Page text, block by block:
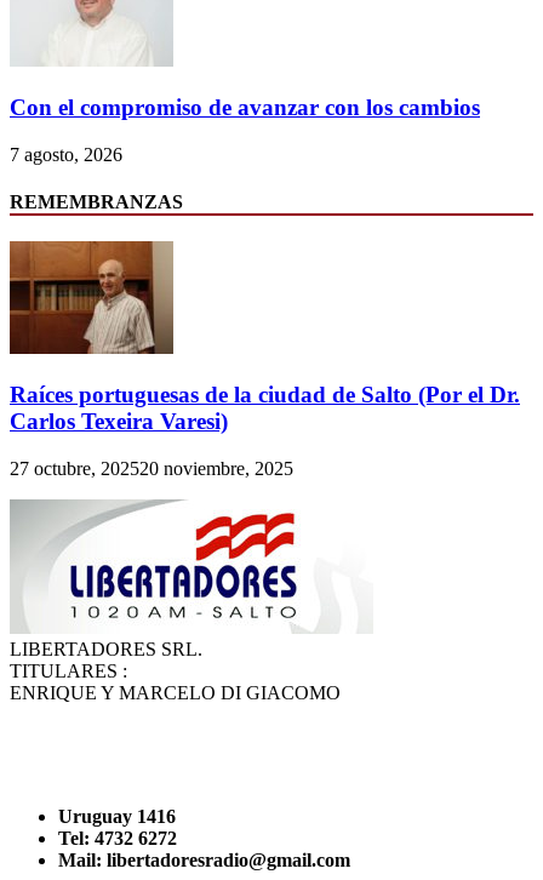
Con el compromiso de avanzar con los cambios
7 agosto, 2026
REMEMBRANZAS
Raíces portuguesas de la ciudad de Salto (Por el Dr.
Carlos Texeira Varesi)
27 octubre, 202520 noviembre, 2025
LIBERTADORES SRL.
TITULARES :
ENRIQUE Y MARCELO DI GIACOMO
Uruguay 1416
Tel: 4732 6272
Mail: libertadoresradio@gmail.com